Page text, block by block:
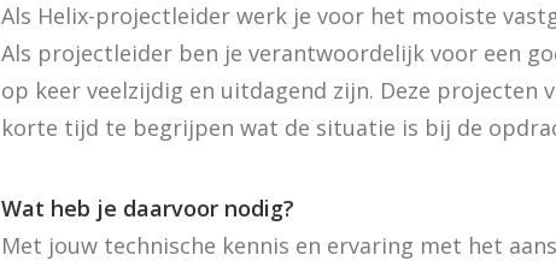
Als Helix-projectleider werk je voor het mooiste
Als projectleider ben je verantwoordelijk voor een
op keer veelzijdig en uitdagend zijn. Deze
korte tijd te begrijpen wat de situatie is bij de
Wat heb je daarvoor nodig?
Met jouw technische kennis en ervaring met het